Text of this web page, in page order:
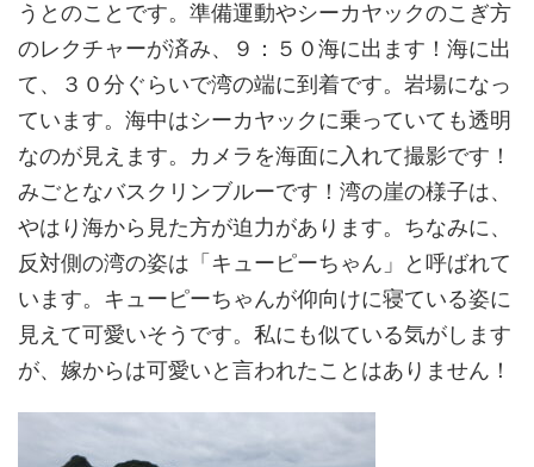
うとのことです。準備運動やシーカヤックのこぎ方
のレクチャーが済み、９：５０海に出ます！海に出
て、３０分ぐらいで湾の端に到着です。岩場になっ
ています。海中はシーカヤックに乗っていても透明
なのが見えます。カメラを海面に入れて撮影です！
みごとなバスクリンブルーです！湾の崖の様子は、
やはり海から見た方が迫力があります。ちなみに、
反対側の湾の姿は「キューピーちゃん」と呼ばれて
います。キューピーちゃんが仰向けに寝ている姿に
見えて可愛いそうです。私にも似ている気がします
が、嫁からは可愛いと言われたことはありません！